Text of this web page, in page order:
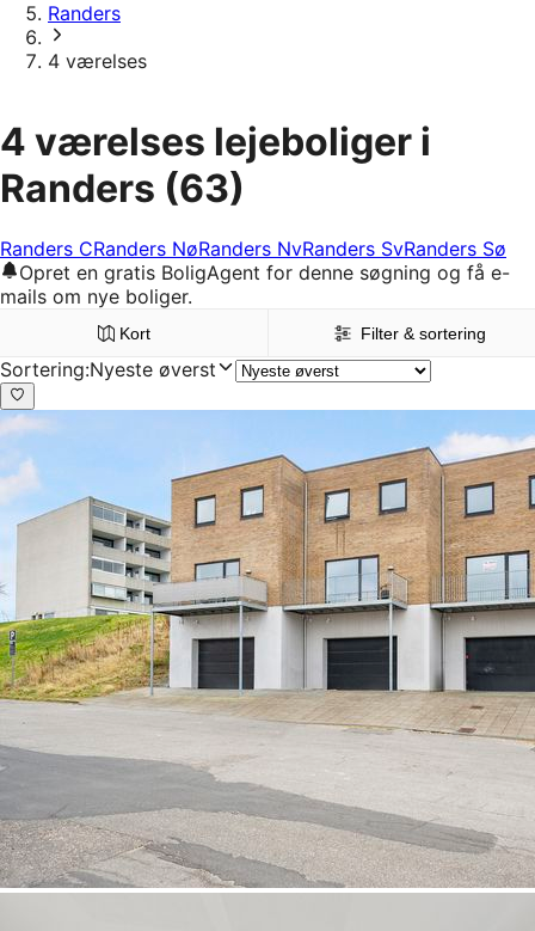
Randers
4 værelses
4 værelses lejeboliger i
Randers (63)
Randers CRanders NøRanders NvRanders SvRanders Sø
Opret en gratis BoligAgent for denne søgning og få e-
mails om nye boliger.
Kort Filter & sortering
Sortering:Nyeste øverst